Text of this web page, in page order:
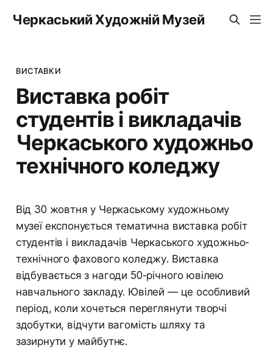
Черкаський Художній Музей
ВИСТАВКИ
Виставка робіт
студентів і викладачів
Черкаського художньо
технічного коледжу
Від 30 жовтня у Черкаському художньому
музеї експонується тематична виставка робіт
студентів і викладачів Черкаського художньо-
технічного фахового коледжу. Виставка
відбувається з нагоди 50-річного ювілею
навчального закладу. Ювілей — це особливий
період, коли хочеться переглянути творчі
здобутки, відчути вагомість шляху та
зазирнути у майбутнє.